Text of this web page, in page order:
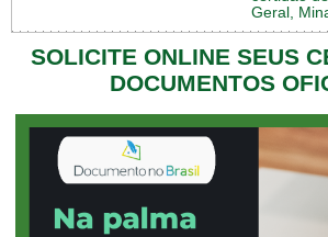
Geral,
SOLICITE ONLINE SEUS
DOCUMENTOS